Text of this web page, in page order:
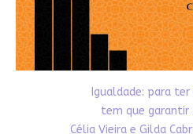
Igualdade: para
tem que garantir
Célia Vieira e Gilda